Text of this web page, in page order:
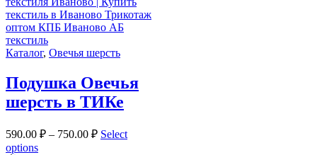
Каталог, Овечья шерсть
Подушка Овечья
шерсть в ТИКе
590.00 ₽ – 750.00 ₽ Select
options